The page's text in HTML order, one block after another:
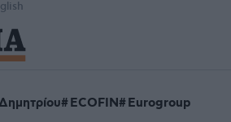
ECOFIN Eurogroup